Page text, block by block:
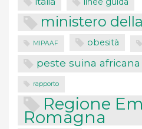
ministero
MIPAAF obesità
peste suina africana
rapporto
Regione
Romagna